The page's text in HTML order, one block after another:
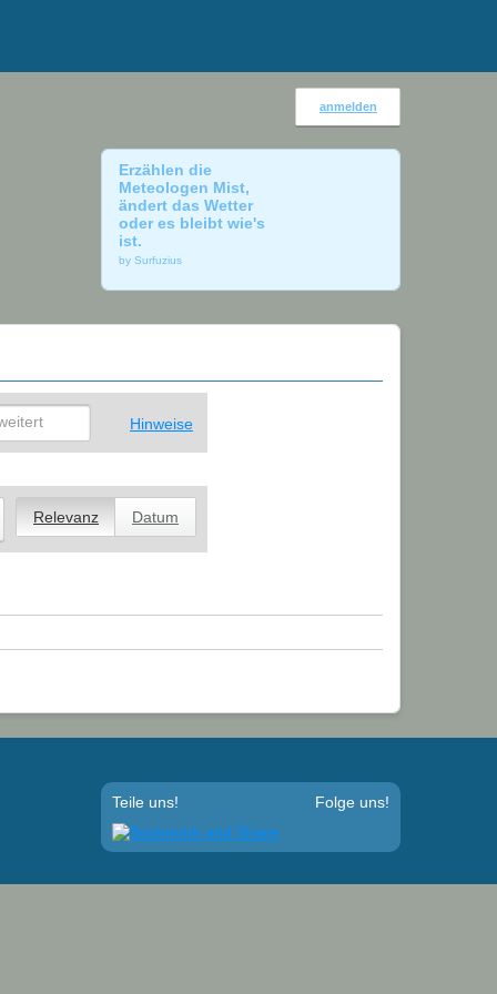
anmelden
Erzählen die
Meteologen Mist,
ändert das Wetter
oder es bleibt wie's
ist.
by Surfuzius
Hinweise
Relevanz Datum
Teile uns! Folge uns!